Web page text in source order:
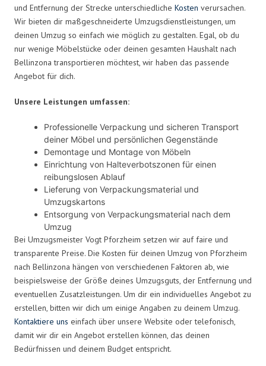
und Entfernung der Strecke unterschiedliche Kosten verursachen.
Wir bieten dir maßgeschneiderte Umzugsdienstleistungen, um
deinen Umzug so einfach wie möglich zu gestalten. Egal, ob du
nur wenige Möbelstücke oder deinen gesamten Haushalt nach
Bellinzona transportieren möchtest, wir haben das passende
Angebot für dich.
Unsere Leistungen umfassen:
Professionelle Verpackung und sicheren Transport
deiner Möbel und persönlichen Gegenstände
Demontage und Montage von Möbeln
Einrichtung von Halteverbotszonen für einen
reibungslosen Ablauf
Lieferung von Verpackungsmaterial und
Umzugskartons
Entsorgung von Verpackungsmaterial nach dem
Umzug
Bei Umzugsmeister Vogt Pforzheim setzen wir auf faire und
transparente Preise. Die Kosten für deinen Umzug von Pforzheim
nach Bellinzona hängen von verschiedenen Faktoren ab, wie
beispielsweise der Größe deines Umzugsguts, der Entfernung und
eventuellen Zusatzleistungen. Um dir ein individuelles Angebot zu
erstellen, bitten wir dich um einige Angaben zu deinem Umzug.
Kontaktiere uns einfach über unsere Website oder telefonisch,
damit wir dir ein Angebot erstellen können, das deinen
Bedürfnissen und deinem Budget entspricht.